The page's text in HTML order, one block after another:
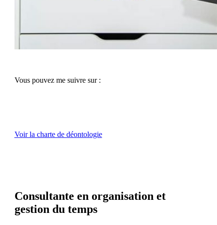
Vous pouvez me suivre sur :
Voir la charte de déontologie
Consultante en organisation et
gestion du temps